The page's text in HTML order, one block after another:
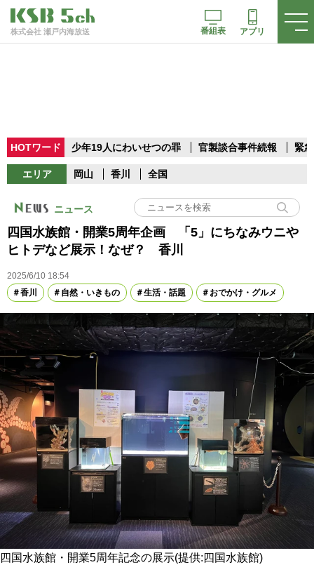
株式会社 瀬戸内海放送 番組表 アプリ
HOTワード 少年19人にわいせつの罪 官製談合事件続報 緊
エリア 岡山 香川 全国
ニュース
四国水族館・開業5周年企画 「5」にちなみウニや
ヒトデなど展示！なぜ？ 香川
2025/6/10 18:54
香川
自然・いきもの 生活・話題 おでかけ・グルメ
四国水族館・開業5周年記念の展示(提供:四国水族館)